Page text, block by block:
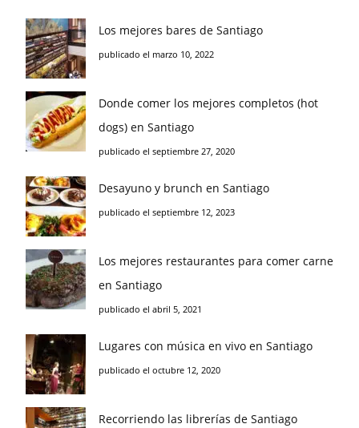
Los mejores bares de Santiago
publicado el marzo 10, 2022
Donde comer los mejores completos (hot
dogs) en Santiago
publicado el septiembre 27, 2020
Desayuno y brunch en Santiago
publicado el septiembre 12, 2023
Los mejores restaurantes para comer carne
en Santiago
publicado el abril 5, 2021
Lugares con música en vivo en Santiago
publicado el octubre 12, 2020
Recorriendo las librerías de Santiago